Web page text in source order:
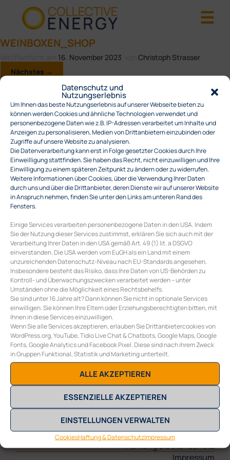
Datenschutz und
Nutzungserlebnis
Um Ihnen das beste Nutzungserlebnis auf unserer Webseite bieten zu
können werden Cookies und ähnliche Technologien verwendet und
personenbezogene Daten wie z.B. IP-Adressen verarbeitet um Inhalte und
Anzeigen zu personalisieren, Medien von Drittanbietern einzubinden oder
Zugriffe auf unsere Website zu analysieren.
Die Datenverarbeitung kann erst in Folge gesetzter Cookies durch Ihre
Einweilligung stattfinden. Sie haben das Recht, nicht einzuwilligen und Ihre
Einwilligung zu einem späteren Zeitpunkt zu ändern oder zu widerrufen.
Weitere Informationen über Cookies, über die Verwendung Ihrer Daten
durch uns und über die Drittanbieter, deren Dienste wir auf unserer Website
in Anspruch nehmen, finden Sie unter den Links am unteren Rand des
Fensters.
Einige Services verarbeiten personenbezogene Daten in den USA. Indem
Sie der Nutzung dieser Services zustimmst, erklären Sie sich auch mit der
Verarbeitung Ihrer Daten in den USA gemäß Art. 49 (1) lit. a DSGVO
einverstanden. Die USA werden vom EuGH als ein Land mit einem
unzureichenden Datenschutz-Niveau nach EU-Standards angesehen.
Insbesondere besteht das Risiko, dass Ihre Daten von US-Behörden zu
Kontroll- und Überwachungszwecken verarbeitet werden – unter
Umständen ohne die Möglichkeit eines Rechtsbehelfs.
Sie sind unter 16 Jahre alt? Dann können Sie nicht in optionale Services
einwilligen. Sie können Ihre Eltern oder Erziehungsberechtigten bitten, mit
Ihnen in diese Services einzuwilligen.
Wenn Sie alle Services akzeptieren, erlauben Sie Drittanbietercookies von
WordPress.org, YouTube, Tidio Live Chat & Chatbots, Google Maps, Google
Fonts, Google Analytics und Facebook Pixel. Diese sind nach ihrem Zweck
in Gruppen Funktional, Statistik und Marketing unterteilt.
ALLE AKZEPTIEREN
ESSENZIELLE AKZEPTIEREN
EINSTELLUNGEN VERWALTEN
CookiesHaftung & DatenschutzImpressum
WEINBOXEN_SHOP
16. November 2023
Christoph Strasser
Nächstes →
COLLECTIVE ENERGY GMBH
Burggasse 117/10
A-1070 Wien
Eoffice@collective-energy.at
T+43 (0) 1 311 28 01
Sonnenanlage
Benutzer:innen-Konto
Haftung & Datenschutz
Impressum